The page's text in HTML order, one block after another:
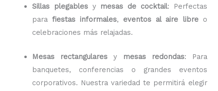
Sillas plegablesy mesas de cocktail: Perfectas
parafiestas informales, eventos al aire libreo
celebraciones más relajadas.
Mesas rectangulares y mesas redondas: Para
banquetes, conferencias o grandes eventos
corporativos. Nuestra variedad te permitirá elegir